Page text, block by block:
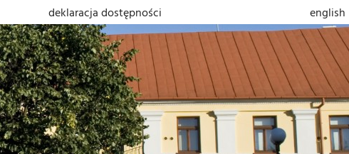
deklaracja dostępności english